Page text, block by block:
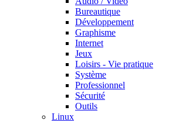
Bureautique
Développement
Graphisme
Internet
Jeux
Loisirs - Vie pratique
Système
Professionnel
Sécurité
Outils
Linux